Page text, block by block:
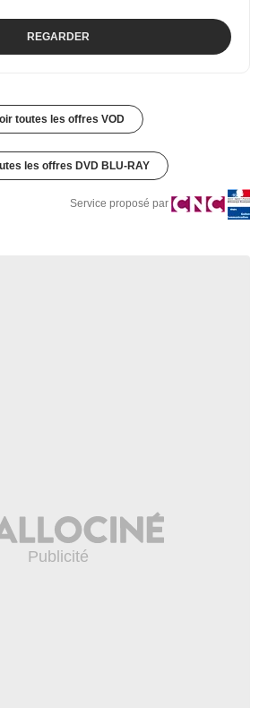
REGARDER
toutes les offres VOD
les offres DVD BLU-RAY
Service proposé par